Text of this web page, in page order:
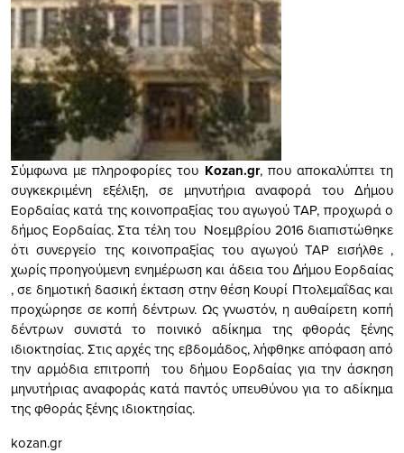
Σύμφωνα με πληροφορίες του Kozan.gr, που αποκαλύπτει τη
συγκεκριμένη εξέλιξη, σε μηνυτήρια αναφορά του Δήμου
Εορδαίας κατά της κοινοπραξίας του αγωγού TAP, προχωρά ο
δήμος Εορδαίας. Στα τέλη του Νοεµβρίου 2016 διαπιστώθηκε
ότι συνεργείο της κοινοπραξίας του αγωγού ΤΑP εισήλθε ,
χωρίς προηγούµενη ενηµέρωση και άδεια του ∆ήµου Εορδαίας
, σε δηµοτική δασική έκταση στην θέση Κουρί Πτολεµαΐδας και
προχώρησε σε κοπή δέντρων. Ως γνωστόν, η αυθαίρετη κοπή
δέντρων συνιστά το ποινικό αδίκηµα της φθοράς ξένης
ιδιοκτησίας. Στις αρχές της εβδομάδος, λήφθηκε απόφαση από
την αρμόδια επιτροπή του δήμου Εορδαίας για την άσκηση
µηνυτήριας αναφοράς κατά παντός υπευθύνου για το αδίκηµα
της φθοράς ξένης ιδιοκτησίας.
kozan.gr